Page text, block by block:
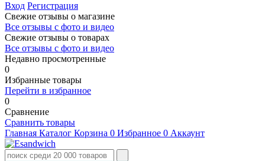
Вход Регистрация
Свежие отзывы о магазине
Все отзывы с фото и видео
Свежие отзывы о товарах
Все отзывы c фото и видео
Недавно просмотренные
0
Избранные товары
Перейти в избранное
0
Сравнение
Сравнить товары
Главная Каталог Корзина 0 Избранное 0 Аккаунт